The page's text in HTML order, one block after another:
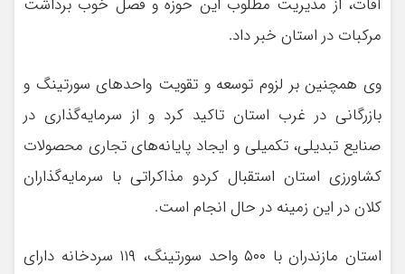
آفات، از مدیریت مطلوب این حوزه و فصل خوب برداشت
مرکبات در استان خبر داد.
وی همچنین بر لزوم توسعه و تقویت واحدهای سورتینگ و
بازرگانی در غرب استان تاکید کرد و از سرمایه‌گذاری در
صنایع تبدیلی، تکمیلی و ایجاد پایانه‌های تجاری محصولات
کشاورزی استان استقبال کردو مذاکراتی با سرمایه‌گذاران
کلان در این زمینه در حال انجام است.
استان مازندران با ۵۰۰ واحد سورتینگ، ۱۱۹ سردخانه دارای